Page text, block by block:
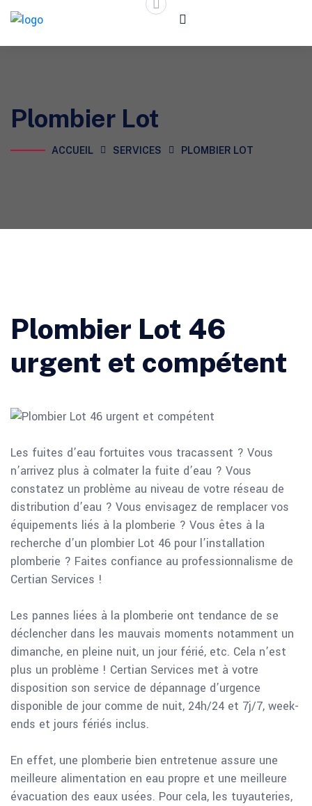
Plombier Lot
ACCUEIL SERVICES PLOMBIER LOT
Plombier Lot 46
urgent et compétent
Les fuites d’eau fortuites vous tracassent ? Vous
n’arrivez plus à colmater la fuite d’eau ? Vous
constatez un problème au niveau de votre réseau de
distribution d’eau ? Vous envisagez de remplacer vos
équipements liés à la plomberie ? Vous êtes à la
recherche d’un plombier Lot 46 pour l’installation
plomberie ? Faites confiance au professionnalisme de
Certian Services !
Les pannes liées à la plomberie ont tendance de se
déclencher dans les mauvais moments notamment un
dimanche, en pleine nuit, un jour férié, etc. Cela n’est
plus un problème ! Certian Services met à votre
disposition son service de dépannage d’urgence
disponible de jour comme de nuit, 24h/24 et 7j/7, week-
ends et jours fériés inclus.
En effet, une plomberie bien entretenue assure une
meilleure alimentation en eau propre et une meilleure
évacuation des eaux usées. Pour cela, les tuyauteries,